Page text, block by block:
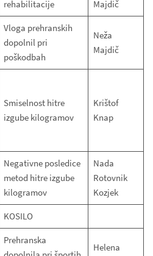
rehabilitacije Majdič
Vloga prehranskih
dopolnil pri
poškodbah
Neža
Majdič
Smiselnost hitre
izgube kilogramov
Krištof
Knap
Negativne posledice
metod hitre izgube
kilogramov
Nada
Rotovnik
Kozjek
KOSILO
Prehranska
Helena